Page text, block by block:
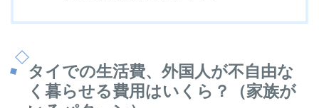
タイでの生活費、外国人が不自由な
く暮らせる費用はいくら？（家族が